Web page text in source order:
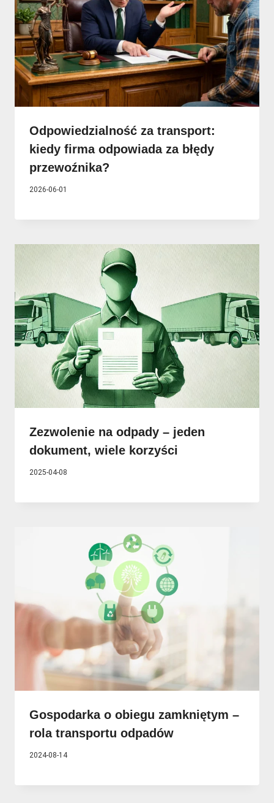
Odpowiedzialność za transport:
kiedy firma odpowiada za błędy
przewoźnika?
2026-06-01
Zezwolenie na odpady – jeden
dokument, wiele korzyści
2025-04-08
Gospodarka o obiegu zamkniętym –
rola transportu odpadów
2024-08-14